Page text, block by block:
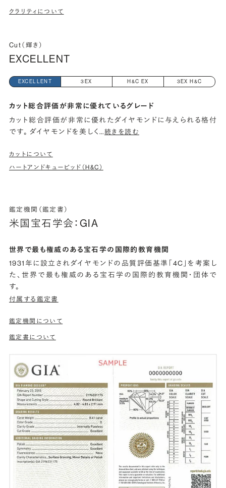
クラリティについて
Cut（輝き）
EXCELLENT
EXCELLENT 3EX H&C EX 3EX H&C
カット総合評価が非常に優れているグレード
カット総合評価が非常に優れたダイヤモンドに与えられる格付
です。 ダイヤモンドを美しく…続きを読む
カットについて
ハートアンドキューピッド（H&C）
鑑定機関（鑑定書）
米国宝石学会：GIA
世界で最も権威のある宝石学の国際的教育機関
1931年に設立されダイヤモンドの品質評価基準「4C」を考案し
た、世界で最も権威のある宝石学の国際的教育機関・団体で
す。
付属する鑑定書
鑑定機関について
鑑定書について